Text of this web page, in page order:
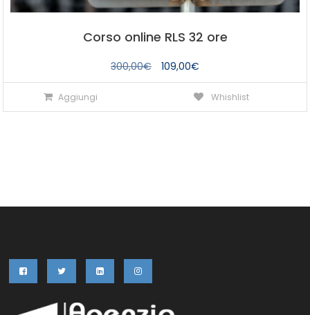
Corso online RLS 32 ore
300,00€
Il
prezzo
originale
109,00€
prezzo
attuale
Aggiungi Whishlist